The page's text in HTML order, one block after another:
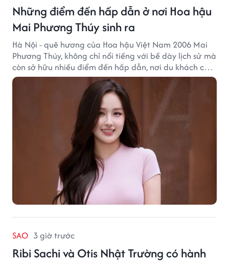
Những điểm đến hấp dẫn ở nơi Hoa hậu
Mai Phương Thúy sinh ra
Hà Nội - quê hương của Hoa hậu Việt Nam 2006 Mai
Phương Thúy, không chỉ nổi tiếng với bề dày lịch sử mà
còn sở hữu nhiều điểm đến hấp dẫn, nơi du khách có
thể cảm nhận trọn vẹn vẻ đẹp cổ kính xen lẫn nhịp
sống hiện đại của Thủ đô.
SAO 3 giờ trước
Ribi Sachi và Otis Nhật Trường có hành